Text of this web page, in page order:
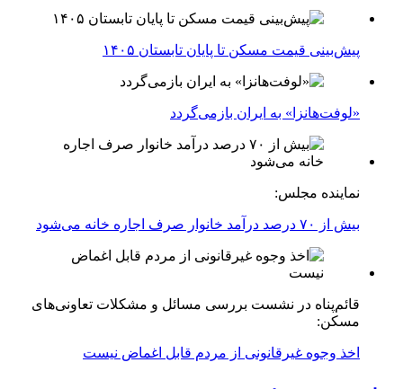
پیش‌بینی قیمت مسکن تا پایان تابستان ۱۴۰۵
«لوفت‌هانزا» به ایران بازمی‌گردد
نماینده مجلس:
بیش از ۷۰ درصد درآمد خانوار صرف اجاره خانه می‌شود
قائم‌پناه در نشست بررسی مسائل و مشکلات تعاونی‌های
مسکن:
اخذ وجوه غیرقانونی از مردم قابل اغماض نیست